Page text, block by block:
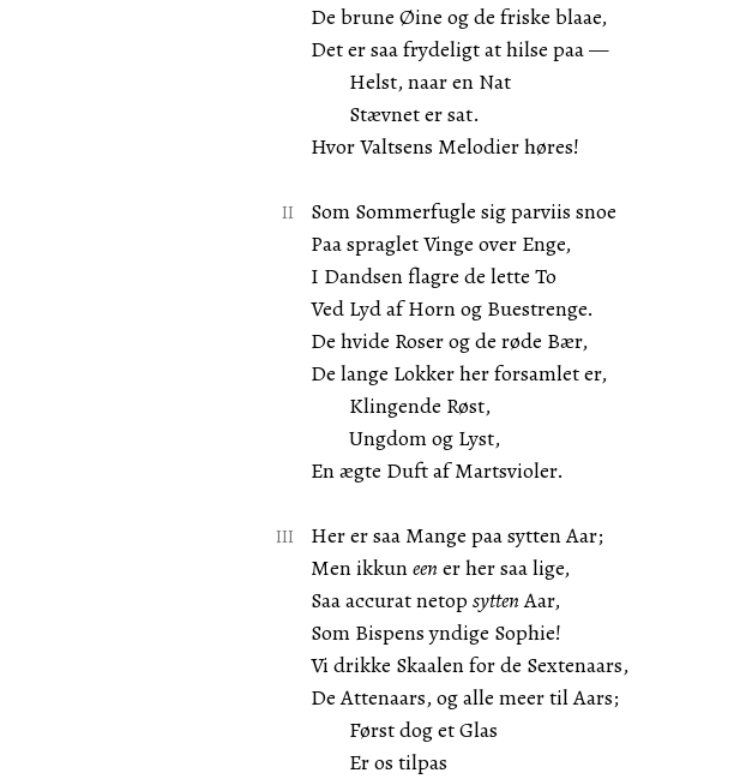
De brune Øine og de friske blaae,
Det er saa frydeligt at hilse paa —
Helst, naar en Nat
Stævnet er sat.
Hvor Valtsens Melodier høres!
Som Sommerfugle sig parviis snoe
Paa spraglet Vinge over Enge,
I Dandsen flagre de lette To
Ved Lyd af Horn og Buestrenge.
De hvide Roser og de røde Bær,
De lange Lokker her forsamlet er,
Klingende Røst,
Ungdom og Lyst,
En ægte Duft af Martsvioler.
Her er saa Mange paa sytten Aar;
Men ikkuneen er her saa lige,
Saa accurat netopsyttenAar,
Som Bispens yndige Sophie!
Vi drikke Skaalen for de Sextenaars,
De Attenaars, og alle meer til Aars;
Først dog et Glas
Er os tilpas